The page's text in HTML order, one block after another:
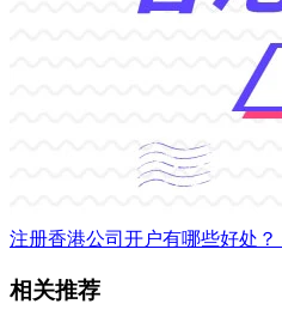
注册香港公司开户有哪些好处？
相关推荐